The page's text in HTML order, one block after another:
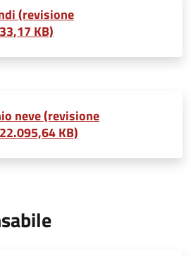
(revisione
KB)
neve (revisione
KB)